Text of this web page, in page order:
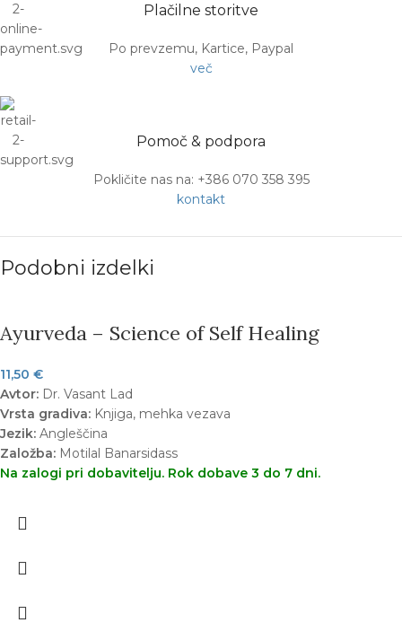
Plačilne storitve
Po prevzemu, Kartice, Paypal
več
Pomoč & podpora
Pokličite nas na: +386 070 358 395
kontakt
Podobni izdelki
Ayurveda – Science of Self Healing
11,50 €
Avtor: Dr. Vasant Lad
Vrsta gradiva: Knjiga, mehka vezava
Jezik: Angleščina
Založba: Motilal Banarsidass
Na zalogi pri dobavitelju. Rok dobave 3 do 7 dni.